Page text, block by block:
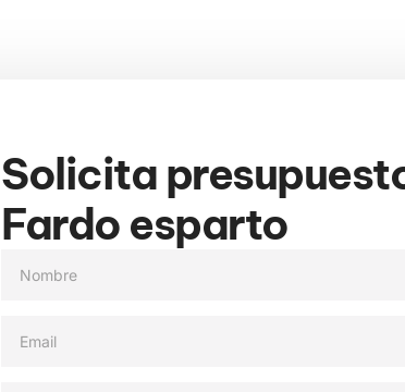
Solicita
Fardo esparto